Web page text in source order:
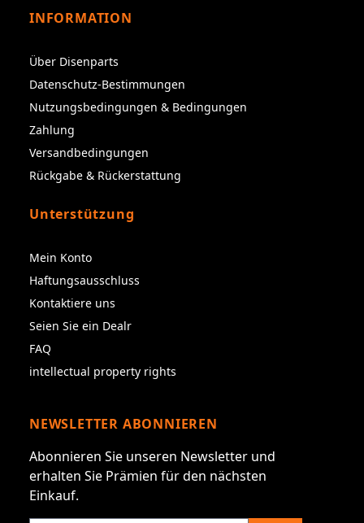
INFORMATION
Über Disenparts
Datenschutz-Bestimmungen
Nutzungsbedingungen & Bedingungen
Zahlung
Versandbedingungen
Rückgabe & Rückerstattung
Unterstützung
Mein Konto
Haftungsausschluss
Kontaktiere uns
Seien Sie ein Dealr
FAQ
intellectual property rights
NEWSLETTER ABONNIEREN
Abonnieren Sie unseren Newsletter und
erhalten Sie Prämien für den nächsten
Einkauf.